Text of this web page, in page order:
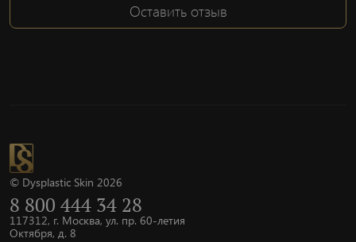
Оставить отзыв
© Dysplastic Skin 2026
8 800 444 34 28
117312, г. Москва, ул. пр. 60-летия
Октября, д. 8